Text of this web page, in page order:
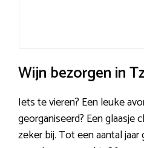
Wijn bezorgen in
Iets te vieren? Een leuke
georganiseerd? Een glaasje
zeker bij. Tot een aantal